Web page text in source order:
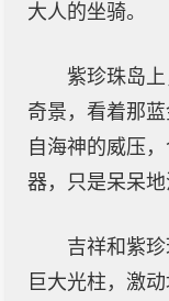
大人的坐骑。
紫珍珠岛
奇景，看着那
自海神的威压
器，只是呆呆地
吉祥和紫
巨大光柱，激